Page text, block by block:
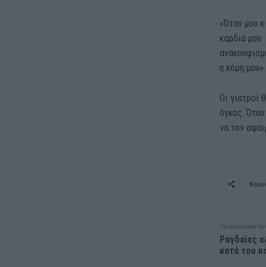
«Όταν μου
καρδιά
η κόρη μου».
Οι γιατροί
όγκος.
να τον
Προηγούμενο
Ραγδαίες
κατά του